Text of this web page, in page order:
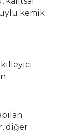
kemik
diğer